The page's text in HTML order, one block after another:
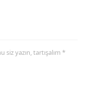
yazın, tartışalım *